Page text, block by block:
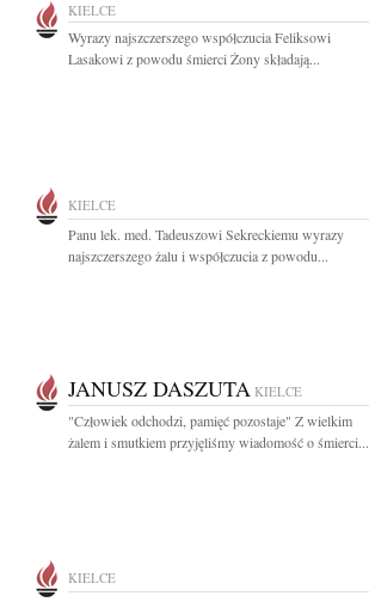
KIELCE
Wyrazy najszczerszego współczucia Feliksowi
Lasakowi z powodu śmierci Żony składają...
KIELCE
Panu lek. med. Tadeuszowi Sekreckiemu wyrazy
najszczerszego żalu i współczucia z powodu...
JANUSZ DASZUTA KIELCE
"Człowiek odchodzi, pamięć pozostaje" Z wielkim
żalem i smutkiem przyjęliśmy wiadomość o śmierci...
KIELCE